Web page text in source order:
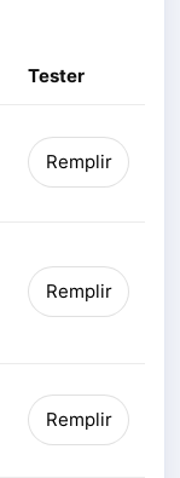
Tester
Remplir
Remplir
Remplir